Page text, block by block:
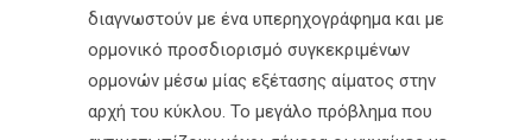
διαγνωστούν με ένα υπερηχογράφημα και με
ορμονικό προσδιορισμό συγκεκριμένων
ορμονών μέσω μίας εξέτασης αίματος στην
αρχή του κύκλου. Το μεγάλο πρόβλημα που